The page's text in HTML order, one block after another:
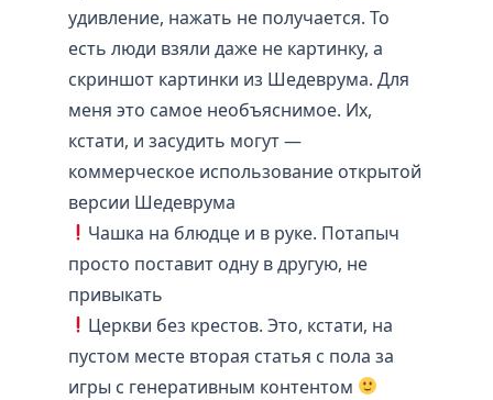
удивление, нажать не получается. То
есть люди взяли даже не картинку, а
скриншот картинки из Шедеврума. Для
меня это самое необъяснимое. Их,
кстати, и засудить могут —
коммерческое использование открытой
версии Шедеврума
Чашка на блюдце и в руке. Потапыч
просто поставит одну в другую, не
привыкать
Церкви без крестов. Это, кстати, на
пустом месте вторая статья с пола за
игры с генеративным контентом